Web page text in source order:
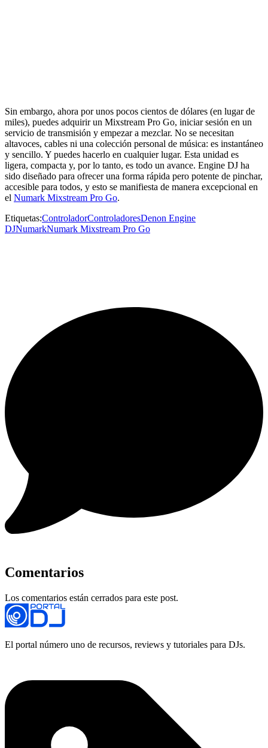
Sin embargo, ahora por unos pocos cientos de dólares (en lugar de
miles), puedes adquirir un Mixstream Pro Go, iniciar sesión en un
servicio de transmisión y empezar a mezclar. No se necesitan
altavoces, cables ni una colección personal de música: es instantáneo
y sencillo. Y puedes hacerlo en cualquier lugar. Esta unidad es
ligera, compacta y, por lo tanto, es todo un avance. Engine DJ ha
sido diseñado para ofrecer una forma rápida pero potente de pinchar,
accesible para todos, y esto se manifiesta de manera excepcional en
el Numark Mixstream Pro Go.
Etiquetas:ControladorControladoresDenon Engine
DJNumarkNumark Mixstream Pro Go
Comentarios
Los comentarios están cerrados para este post.
El portal número uno de recursos, reviews y tutoriales para DJs.